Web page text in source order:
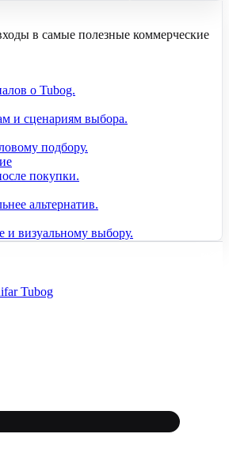
в самые полезные коммерческие
о Tubog.
и сценариям выбора.
подбору.
покупки.
альтернатив.
и визуальному выбору.
Tubog